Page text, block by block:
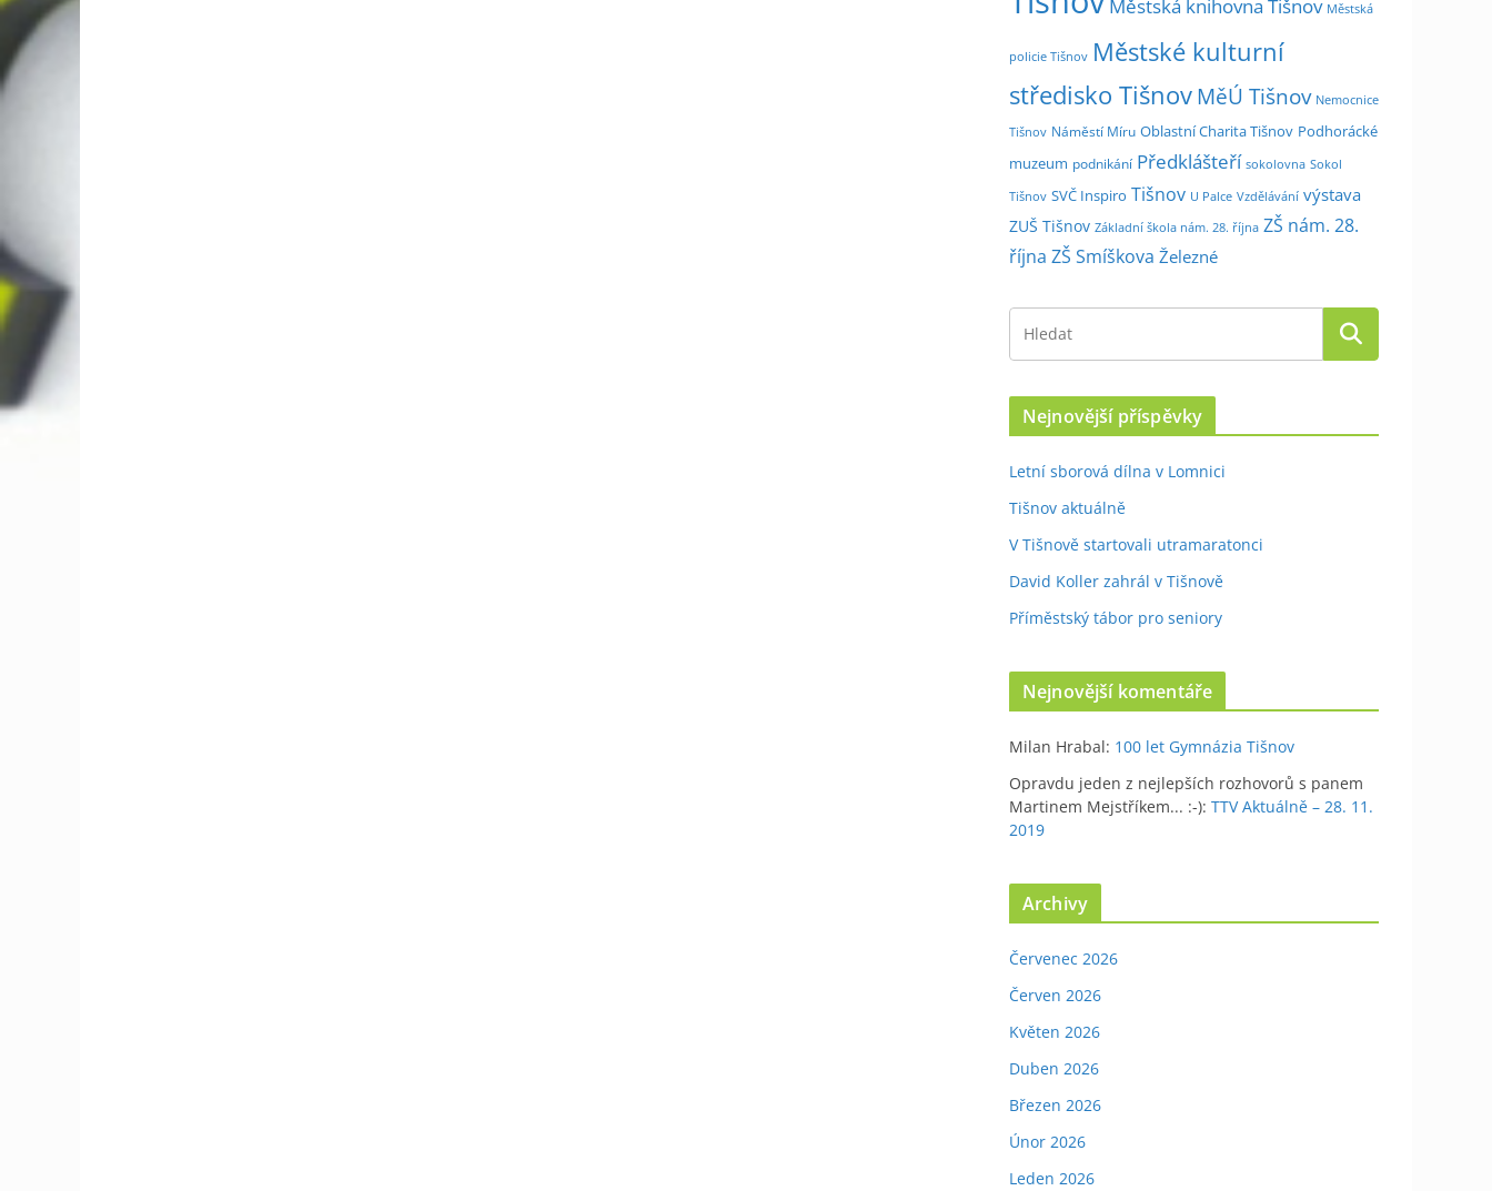
Městská knihovna Tišnov Městská
policie Tišnov Městské kulturní
středisko Tišnov MěÚ Tišnov Nemocnice
Tišnov Náměstí Míru Oblastní Charita Tišnov Podhorácké
muzeum podnikání Předklášteří sokolovna Sokol
Tišnov SVČ Inspiro Tišnov U Palce Vzdělávání výstava
ZUŠ Tišnov Základní škola nám. 28. října ZŠ nám. 28.
října ZŠ Smíškova Železné
Nejnovější příspěvky
Letní sborová dílna v Lomnici
Tišnov aktuálně
V Tišnově startovali utramaratonci
David Koller zahrál v Tišnově
Příměstský tábor pro seniory
Nejnovější komentáře
Milan Hrabal: 100 let Gymnázia Tišnov
Opravdu jeden z nejlepších rozhovorů s panem
Martinem Mejstříkem... :-): TTV Aktuálně – 28. 11.
2019
Archivy
Červenec 2026
Červen 2026
Květen 2026
Duben 2026
Březen 2026
Únor 2026
Leden 2026